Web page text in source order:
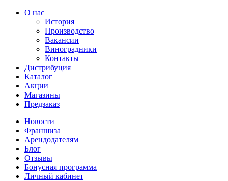
О нас
История
Производство
Вакансии
Виноградники
Контакты
Дистрибуция
Каталог
Акции
Магазины
Предзаказ
Новости
Франшиза
Арендодателям
Блог
Отзывы
Бонусная программа
Личный кабинет